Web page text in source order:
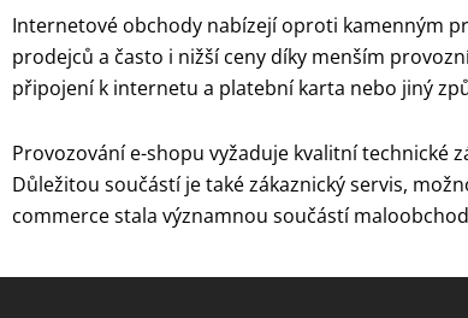
Internetové obchody nabízejí oproti kamenným
prodejců a často i nižší ceny díky menším
připojení k internetu a platební karta nebo jiný
Provozování e-shopu vyžaduje kvalitní technické
Důležitou součástí je také zákaznický servis,
commerce stala významnou součástí